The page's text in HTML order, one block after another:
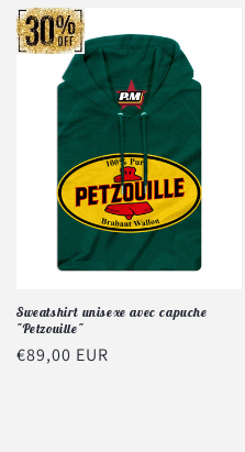
Sweatshirt unisexe avec capuche
"Petzouille"
Prix
€89,00 EUR